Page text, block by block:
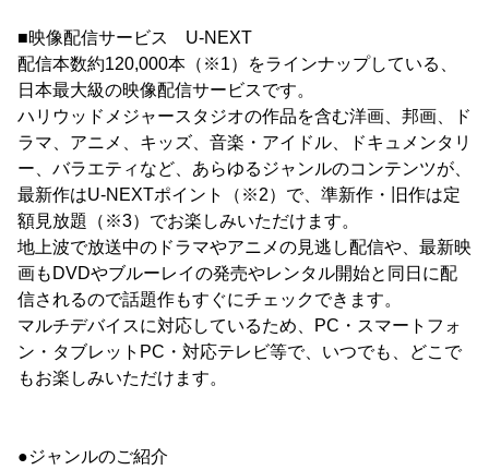
■映像配信サービス U-NEXT
配信本数約120,000本（※1）をラインナップしている、
日本最大級の映像配信サービスです。
ハリウッドメジャースタジオの作品を含む洋画、邦画、ド
ラマ、アニメ、キッズ、音楽・アイドル、ドキュメンタリ
ー、バラエティなど、あらゆるジャンルのコンテンツが、
最新作はU-NEXTポイント（※2）で、準新作・旧作は定
額見放題（※3）でお楽しみいただけます。
地上波で放送中のドラマやアニメの見逃し配信や、最新映
画もDVDやブルーレイの発売やレンタル開始と同日に配
信されるので話題作もすぐにチェックできます。
マルチデバイスに対応しているため、PC・スマートフォ
ン・タブレットPC・対応テレビ等で、いつでも、どこで
もお楽しみいただけます。
●ジャンルのご紹介